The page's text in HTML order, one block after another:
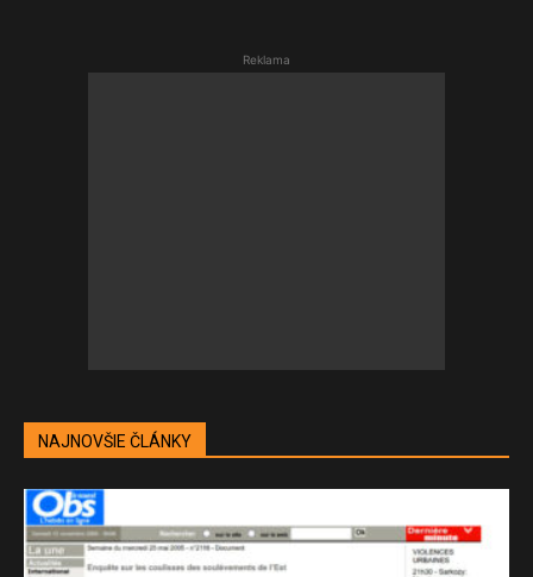
Reklama
NAJNOVŠIE ČLÁNKY